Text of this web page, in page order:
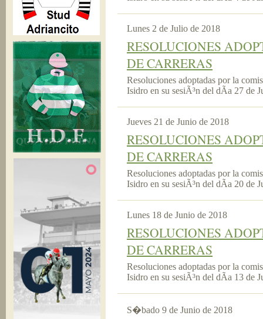
Lunes 2 de Julio de 2018
RESOLUCIONES
DE CARRERAS
Resoluciones adoptadas por la
Isidro en su sesiÃ³n del dÃ­a 27 de
Jueves 21 de Junio de 2018
RESOLUCIONES
DE CARRERAS
Resoluciones adoptadas por la
Isidro en su sesiÃ³n del dÃ­a 20 de
Lunes 18 de Junio de 2018
RESOLUCIONES
DE CARRERAS
Resoluciones adoptadas por la
Isidro en su sesiÃ³n del dÃ­a 13 de
S�bado 9 de Junio de 2018